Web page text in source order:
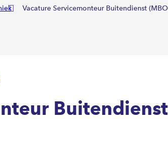
Vacature Servicemonteur Buitendienst
Buitendienst